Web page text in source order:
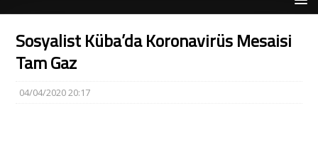
Sosyalist Küba’da Koronavirüs Mesaisi
Tam Gaz
04/04/2020 20:17